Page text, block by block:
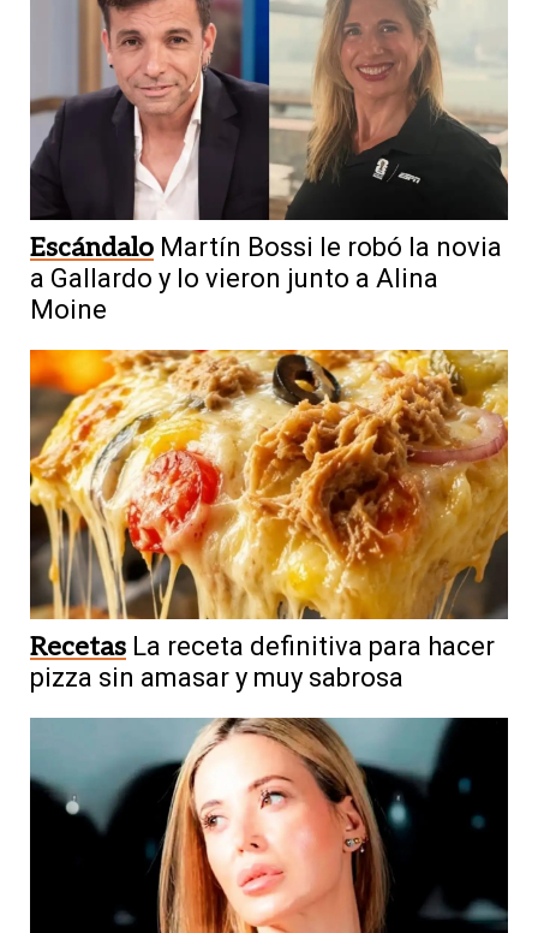
Escándalo Martín Bossi le robó la novia
a Gallardo y lo vieron junto a Alina
Moine
Recetas La receta definitiva para hacer
pizza sin amasar y muy sabrosa